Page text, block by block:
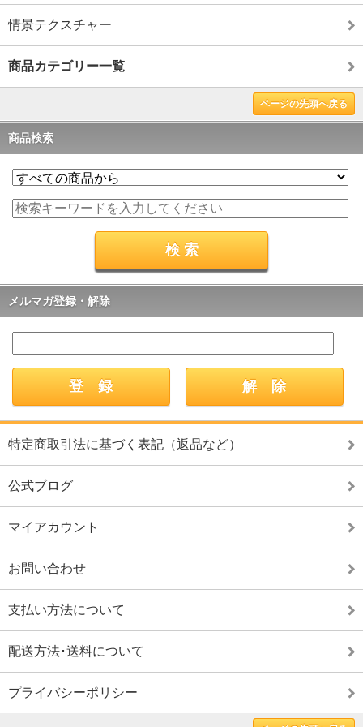
情景テクスチャー
商品カテゴリー一覧
ページの先頭へ戻る
商品検索
メルマガ登録・解除
特定商取引法に基づく表記（返品など）
公式ブログ
マイアカウント
お問い合わせ
支払い方法について
配送方法･送料について
プライバシーポリシー